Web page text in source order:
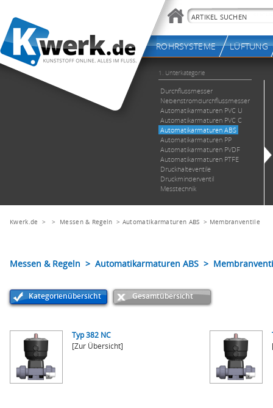
Kwerk.de > > Messen & Regeln > Automatikarmaturen ABS > Membranventile
Messen & Regeln > Automatikarmaturen ABS >
Kategorienübersicht Gesamtübersicht
Typ 382 NC
[Zur Übersicht]